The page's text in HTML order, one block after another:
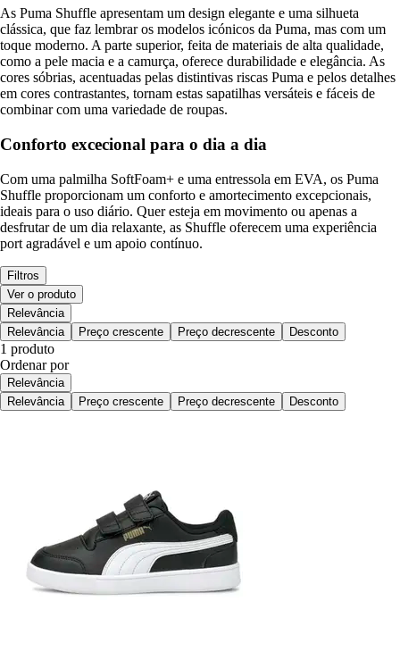
As Puma Shuffle apresentam um design elegante e uma silhueta
clássica, que faz lembrar os modelos icónicos da Puma, mas com um
toque moderno. A parte superior, feita de materiais de alta qualidade,
como a pele macia e a camurça, oferece durabilidade e elegância. As
cores sóbrias, acentuadas pelas distintivas riscas Puma e pelos detalhes
em cores contrastantes, tornam estas sapatilhas versáteis e fáceis de
combinar com uma variedade de roupas.
Conforto excecional para o dia a dia
Com uma palmilha SoftFoam+ e uma entressola em EVA, os Puma
Shuffle proporcionam um conforto e amortecimento excepcionais,
ideais para o uso diário. Quer esteja em movimento ou apenas a
desfrutar de um dia relaxante, as Shuffle oferecem uma experiência
port agradável e um apoio contínuo.
Filtros
Ver o produto
Relevância
Relevância
Preço crescente Preço decrescente Desconto
1 produto
Ordenar por
Relevância
Relevância
Preço crescente Preço decrescente Desconto